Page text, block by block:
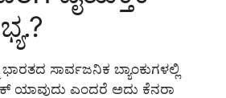
ಸಾರ್ವಜನಿಕ ಬ್ಯಾಂಕುಗಳಲ್ಲಿ
ಯಾವುದು ಎಂದರೆ ಅದು ಕೆನರಾ